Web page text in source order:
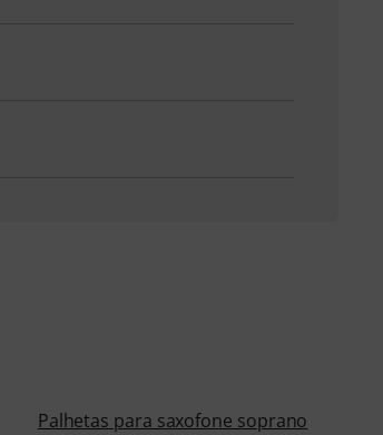
Palhetas para saxofone soprano